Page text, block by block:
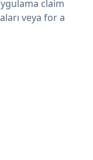
claim
veya for a